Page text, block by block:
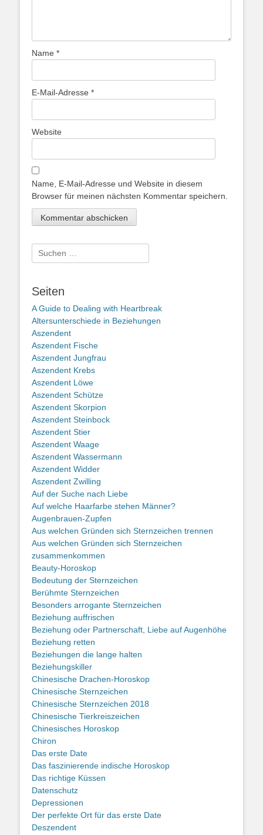
Name *
E-Mail-Adresse *
Website
Name, E-Mail-Adresse und Website in diesem
Browser für meinen nächsten Kommentar speichern.
Suche
nach:
Seiten
A Guide to Dealing with Heartbreak
Altersunterschiede in Beziehungen
Aszendent
Aszendent Fische
Aszendent Jungfrau
Aszendent Krebs
Aszendent Löwe
Aszendent Schütze
Aszendent Skorpion
Aszendent Steinbock
Aszendent Stier
Aszendent Waage
Aszendent Wassermann
Aszendent Widder
Aszendent Zwilling
Auf der Suche nach Liebe
Auf welche Haarfarbe stehen Männer?
Augenbrauen-Zupfen
Aus welchen Gründen sich Sternzeichen trennen
Aus welchen Gründen sich Sternzeichen
zusammenkommen
Beauty-Horoskop
Bedeutung der Sternzeichen
Berühmte Sternzeichen
Besonders arrogante Sternzeichen
Beziehung auffrischen
Beziehung oder Partnerschaft, Liebe auf Augenhöhe
Beziehung retten
Beziehungen die lange halten
Beziehungskiller
Chinesische Drachen-Horoskop
Chinesische Sternzeichen
Chinesische Sternzeichen 2018
Chinesische Tierkreiszeichen
Chinesisches Horoskop
Chiron
Das erste Date
Das faszinierende indische Horoskop
Das richtige Küssen
Datenschutz
Depressionen
Der perfekte Ort für das erste Date
Deszendent